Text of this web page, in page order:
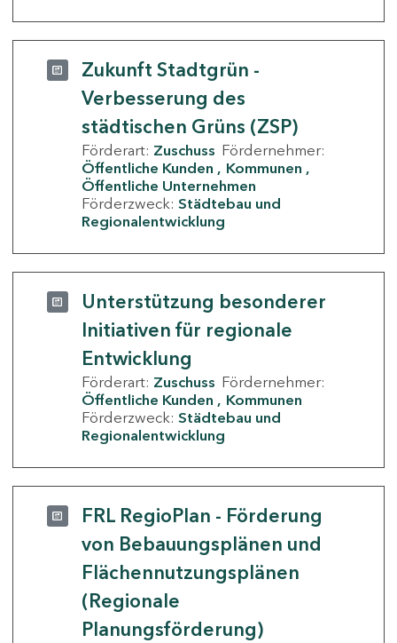
Zukunft Stadtgrün -
Verbesserung des
städtischen Grüns (ZSP)
Förderart: Zuschuss Fördernehmer:
Öffentliche Kunden
Kommunen
Öffentliche Unternehmen
Förderzweck: Städtebau und
Regionalentwicklung
Unterstützung besonderer
Initiativen für regionale
Entwicklung
Förderart: Zuschuss Fördernehmer:
Öffentliche Kunden
Kommunen
Förderzweck: Städtebau und
Regionalentwicklung
FRL RegioPlan - Förderung
von Bebauungsplänen und
Flächennutzungsplänen
(Regionale
Planungsförderung)